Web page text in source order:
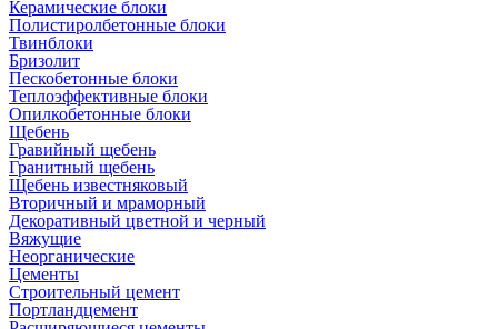
Керамические блоки
Полистиролбетонные блоки
Твинблоки
Бризолит
Пескобетонные блоки
Теплоэффективные блоки
Опилкобетонные блоки
Щебень
Гравийный щебень
Гранитный щебень
Щебень известняковый
Вторичный и мраморный
Декоративный цветной и черный
Вяжущие
Неорганические
Цементы
Строительный цемент
Портландцемент